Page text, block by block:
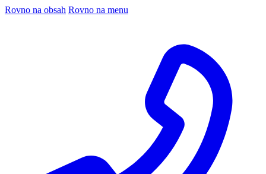
Rovno na obsah Rovno na menu